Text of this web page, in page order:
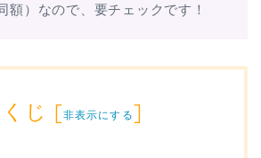
額）なので、要チェックです！
じ [非表示にする]